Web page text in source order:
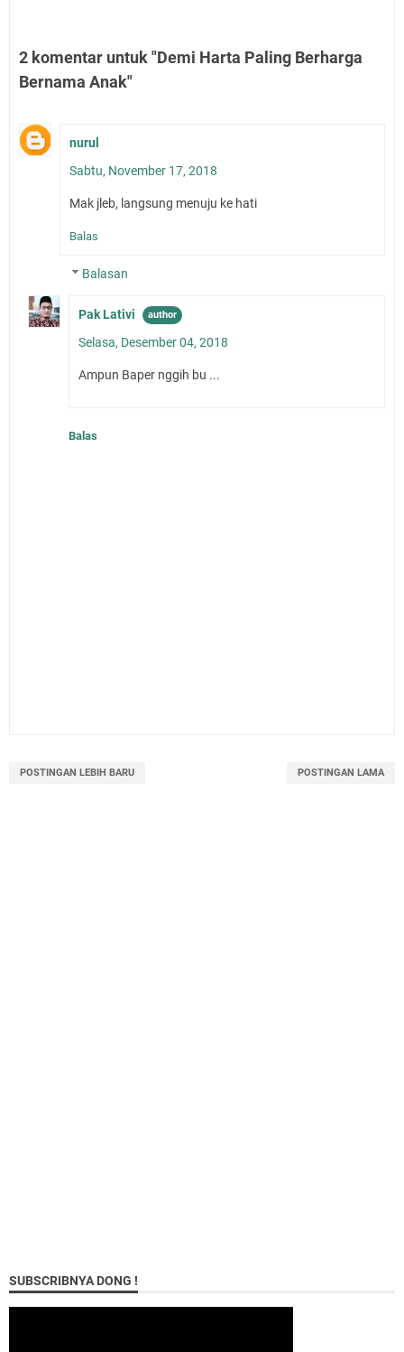
2 komentar untuk "Demi Harta Paling Berharga
Bernama Anak"
nurul
Sabtu, November 17, 2018
Mak jleb, langsung menuju ke hati
Balas
Balasan
Pak Lativi
Selasa, Desember 04, 2018
Ampun Baper nggih bu ...
Balas
POSTINGAN LEBIH BARU POSTINGAN LAMA
SUBSCRIBNYA DONG !